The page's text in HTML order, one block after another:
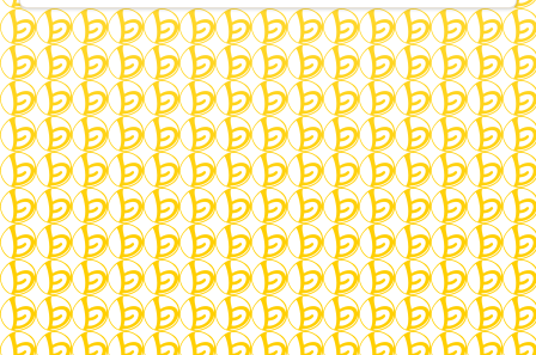
Keywords:Deutsch,German,
Interkultureller_Austausch ,Intercultural_exchange,
Sprachen_lernen,Learn_languages
About:Learn the german language, script and
conversation in a small group in a cozy atmosphere
during the activities of la bonne heure.